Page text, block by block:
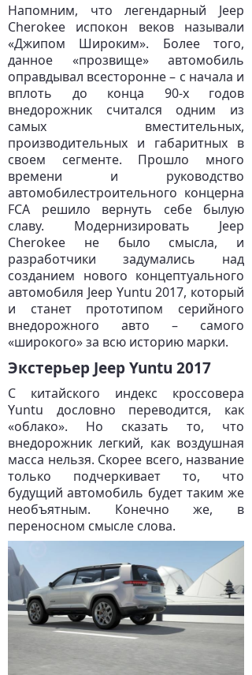
Напомним, что легендарный Jeep
Cherokee испокон веков называли
«Джипом Широким». Более того,
данное «прозвище» автомобиль
оправдывал всесторонне – с начала и
вплоть до конца 90-х годов
внедорожник считался одним из
самых вместительных,
производительных и габаритных в
своем сегменте. Прошло много
времени и руководство
автомобилестроительного концерна
FCA решило вернуть себе былую
славу. Модернизировать Jeep
Cherokee не было смысла, и
разработчики задумались над
созданием нового концептуального
автомобиля Jeep Yuntu 2017, который
и станет прототипом серийного
внедорожного авто – самого
«широкого» за всю историю марки.
Экстерьер Jeep Yuntu 2017
С китайского индекс кроссовера
Yuntu дословно переводится, как
«облако». Но сказать то, что
внедорожник легкий, как воздушная
масса нельзя. Скорее всего, название
только подчеркивает то, что
будущий автомобиль будет таким же
необъятным. Конечно же, в
переносном смысле слова.